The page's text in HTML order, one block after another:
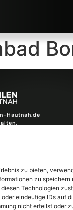
zu bieten,
zu speichern
Technologien
eindeutige IDs auf
nicht erteilst oder
Hautnah.de
ein
Magazin
1868-